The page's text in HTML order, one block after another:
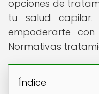
opciones de
tu salud capilar.
empoderarte
Normativas
Índice